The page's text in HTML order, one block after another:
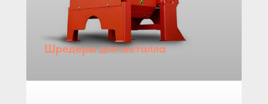
Шредеры для металла